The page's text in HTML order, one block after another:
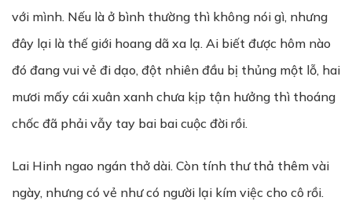
với mình. Nếu là ở bình thường thì không nói gì, nhưng
đây lại là thế giới hoang dã xa lạ. Ai biết được hôm nào
đó đang vui vẻ đi dạo, đột nhiên đầu bị thủng một lỗ, hai
mươi mấy cái xuân xanh chưa kịp tận hưởng thì thoáng
chốc đã phải vẫy tay bai bai cuộc đời rồi.
Lai Hinh ngao ngán thở dài. Còn tính thư thả thêm vài
ngày, nhưng có vẻ như có người lại kím việc cho cô rồi.